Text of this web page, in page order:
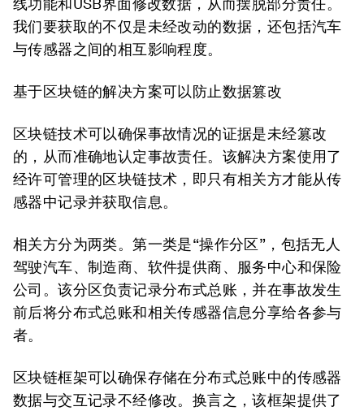
线功能和USB界面修改数据，从而摆脱部分责任。
我们要获取的不仅是未经改动的数据，还包括汽车
与传感器之间的相互影响程度。
基于区块链的解决方案可以防止数据篡改
区块链技术可以确保事故情况的证据是未经篡改
的，从而准确地认定事故责任。该解决方案使用了
经许可管理的区块链技术，即只有相关方才能从传
感器中记录并获取信息。
相关方分为两类。第一类是“操作分区”，包括无人
驾驶汽车、制造商、软件提供商、服务中心和保险
公司。该分区负责记录分布式总账，并在事故发生
前后将分布式总账和相关传感器信息分享给各参与
者。
区块链框架可以确保存储在分布式总账中的传感器
数据与交互记录不经修改。换言之，该框架提供了